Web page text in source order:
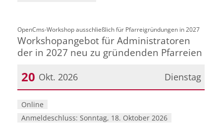
OpenCms-Workshop ausschließlich für Pfarreigründungen in 2027:
Workshopangebot für Administratoren
der in 2027 neu zu gründenden Pfarreien
Dienstag
20 Okt. 2026
Datum: 20. Oktober 2026
Online
Anmeldeschluss: Sonntag, 18. Oktober 2026